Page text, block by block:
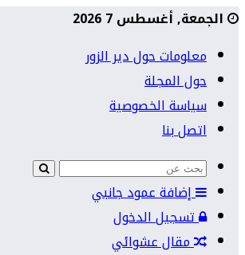
الجمعة, أغسطس 7 2026
معلومات حول دير الزور
حول المجلة
سياسة الخصوصية
اتصل بنا
إضافة عمود جانبي
تسجيل الدخول
مقال عشوائي